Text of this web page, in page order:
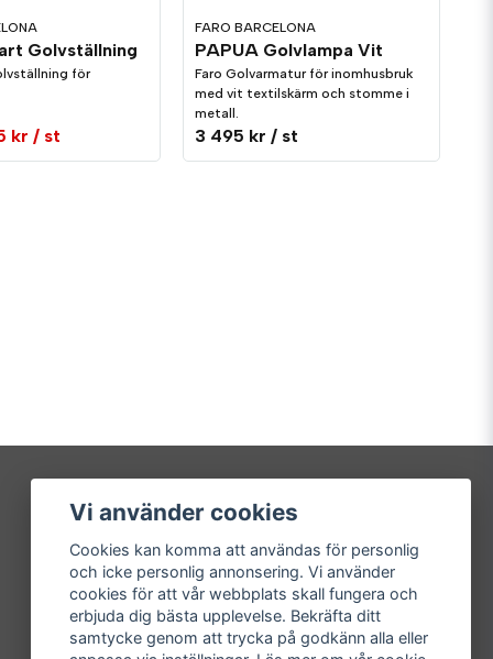
Golvställning
för
kr / st
FARO BARCELONA
PAPUA Golvlampa Vit
Faro Golvarmatur för inomhusbruk
med vit textilskärm och stomme i
metall.
3 495 kr / st
Mitt konto
Logga in
Registrera dig
Glömt lösenord?
Vi använder cookies
Cookies kan komma att användas för personlig
och icke personlig annonsering. Vi använder
cookies för att vår webbplats skall fungera och
erbjuda dig bästa upplevelse. Bekräfta ditt
samtycke genom att trycka på godkänn alla eller